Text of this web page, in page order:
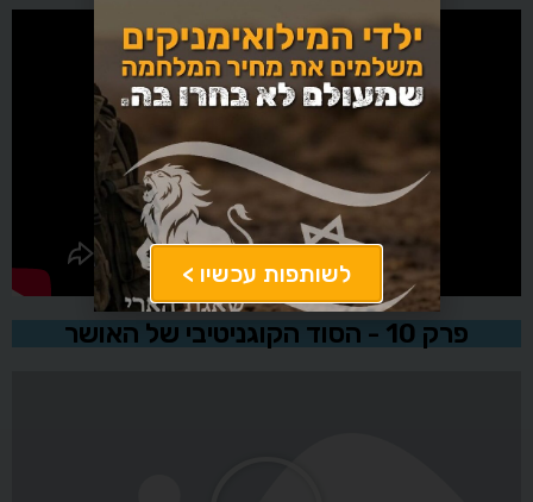
פרק 10 - הסוד הקוגניטיבי של האושר
לשותפות עכשיו >